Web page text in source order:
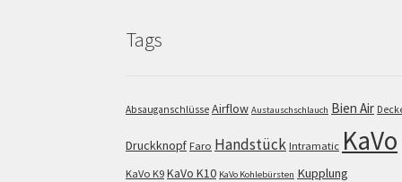
Tags
Absauganschlüsse Airflow Austauschschlauch Bien Air
Druckknopf Faro Handstück Intramatic KaVo
KaVo K9 KaVo K10 KaVo Kohlebürsten Kupplung